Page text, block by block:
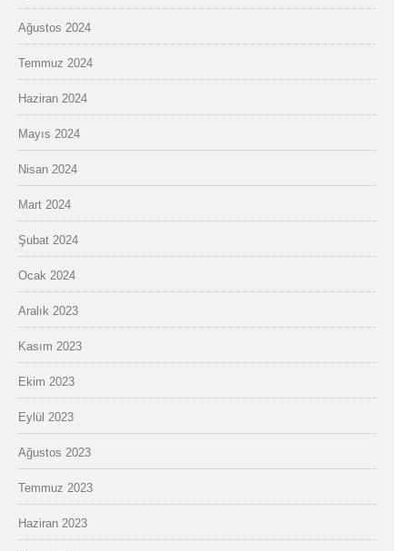
Ağustos 2024
Temmuz 2024
Haziran 2024
Mayıs 2024
Nisan 2024
Mart 2024
Şubat 2024
Ocak 2024
Aralık 2023
Kasım 2023
Ekim 2023
Eylül 2023
Ağustos 2023
Temmuz 2023
Haziran 2023